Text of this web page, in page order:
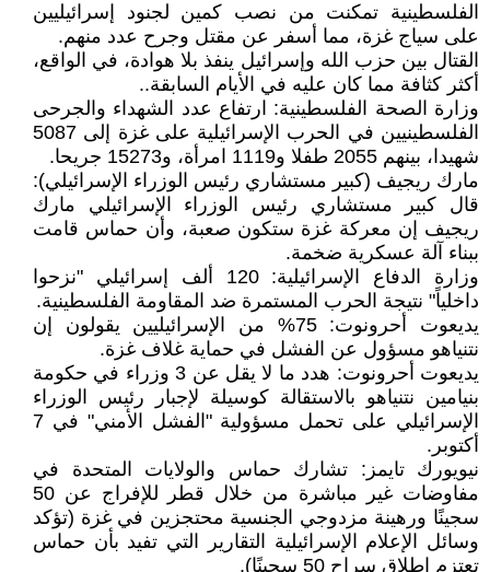
الفلسطينية تمكنت من نصب كمين لجنود إسرائيليين
على سياج غزة، مما أسفر عن مقتل وجرح عدد منهم.
القتال بين حزب الله وإسرائيل ينفذ بلا هوادة، في الواقع،
أكثر كثافة مما كان عليه في الأيام السابقة..
وزارة الصحة الفلسطينية: ارتفاع عدد الشهداء والجرحى
الفلسطينيين في الحرب الإسرائيلية على غزة إلى 5087
شهيدا، بينهم 2055 طفلا و1119 امرأة، و15273 جريحا.
مارك ريجيف (كبير مستشاري رئيس الوزراء الإسرائيلي):
قال كبير مستشاري رئيس الوزراء الإسرائيلي مارك
ريجيف إن معركة غزة ستكون صعبة، وأن حماس قامت
ببناء آلة عسكرية ضخمة.
وزارة الدفاع الإسرائيلية: 120 ألف إسرائيلي "نزحوا
داخلياً" نتيجة الحرب المستمرة ضد المقاومة الفلسطينية.
يديعوت أحرونوت: 75% من الإسرائيليين يقولون إن
نتنياهو مسؤول عن الفشل في حماية غلاف غزة.
يديعوت أحرونوت: هدد ما لا يقل عن 3 وزراء في حكومة
بنيامين نتنياهو بالاستقالة كوسيلة لإجبار رئيس الوزراء
الإسرائيلي على تحمل مسؤولية "الفشل الأمني" في 7
أكتوبر.
نيويورك تايمز: تشارك حماس والولايات المتحدة في
مفاوضات غير مباشرة من خلال قطر للإفراج عن 50
سجينًا ورهينة مزدوجي الجنسية محتجزين في غزة (تؤكد
وسائل الإعلام الإسرائيلية التقارير التي تفيد بأن حماس
تعتزم إطلاق سراح 50 سجينًا).